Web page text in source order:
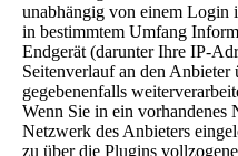
unabhängig von einem Login
in bestimmtem Umfang
Endgerät (darunter Ihre IP-
Seitenverlauf an den
gegebenenfalls
Wenn Sie in ein vorhandenes
Netzwerk des Anbieters
zu über die Plugins